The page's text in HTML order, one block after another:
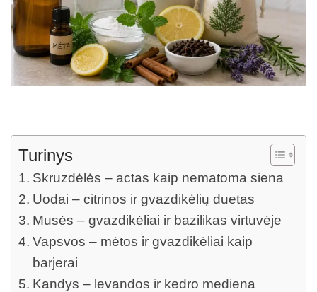
Turinys
Skruzdėlės – actas kaip nematoma siena
Uodai – citrinos ir gvazdikėlių duetas
Musės – gvazdikėliai ir bazilikas virtuvėje
Vapsvos – mėtos ir gvazdikėliai kaip
barjerai
Kandys – levandos ir kedro mediena